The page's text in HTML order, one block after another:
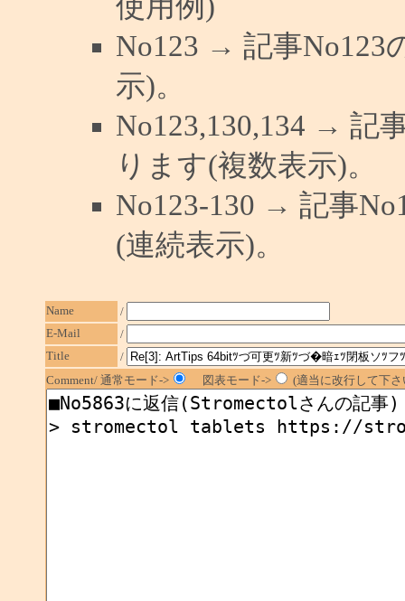
No123 → 記事No123
示)。
No123,130,134 → 記
ります(複数表示)。
No123-130 → 記事
(連続表示)。
Name
/
E-Mail
/
Title
/
Comment/ 通常モード->
図表モード-> (適当に改行して下